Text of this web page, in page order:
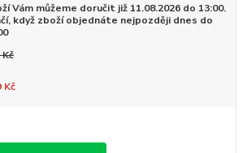
Vám můžeme doručit již 11.08.2026 do 13:00.
když zboží objednáte nejpozději dnes do
Kč
Kč